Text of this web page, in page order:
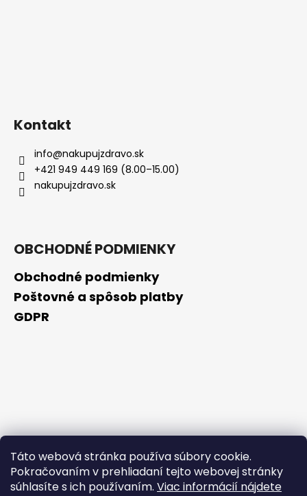
Táto webová stránka používa súbory cookie.
Pokračovaním v prehliadaní tejto webovej stránky
súhlasíte s ich používaním. Viac informácií nájdete
Kontakt
info@nakupujzdravo.sk
+421 949 449 169 (8.00–15.00)
nakupujzdravo.sk
OBCHODNÉ PODMIENKY
Obchodné podmienky
Poštovné a spôsob platby
GDPR